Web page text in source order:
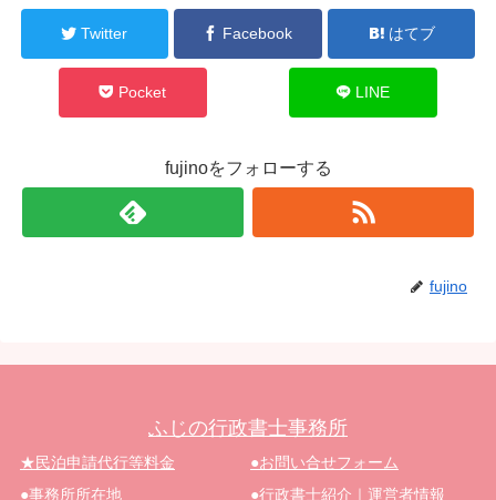
Twitter Facebook はてブ
Pocket LINE
fujinoをフォローする
fujino
ふじの行政書士事務所
★民泊申請代行等料金
●お問い合せフォーム
●事務所所在地
●行政書士紹介｜運営者情報